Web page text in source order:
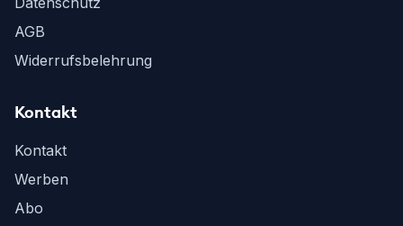
AGB
Widerrufsbelehrung
Kontakt
Kontakt
Werben
Abo